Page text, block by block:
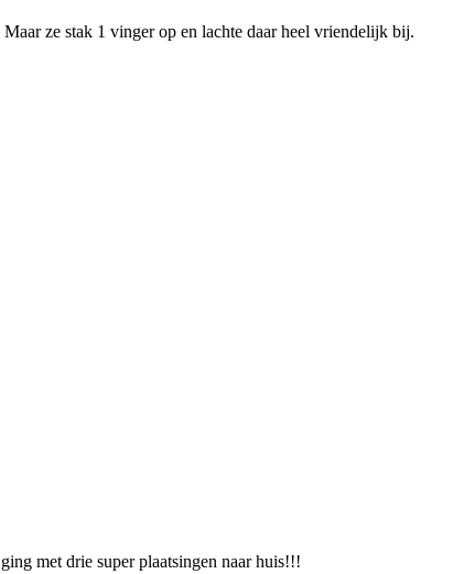
ze stak 1 vinger op en lachte daar heel vriendelijk bij.
met drie super plaatsingen naar huis!!!